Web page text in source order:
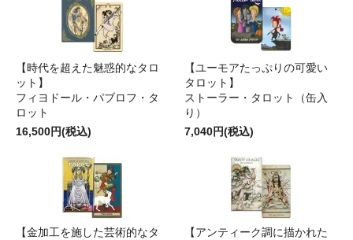
【時代を超えた魅惑的なタロ
ット】
フィヨドール・パブロフ・タ
ロット
16,500円(税込)
【ユーモアたっぷりの可愛い
タロット】
ストーラー・タロット（缶入
り）
7,040円(税込)
【金加工を施した芸術的なタ
【アンティーク調に描かれた